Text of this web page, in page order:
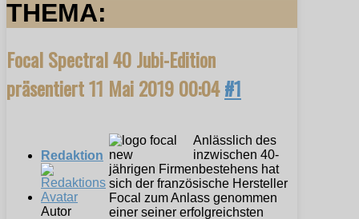
THEMA:
Focal Spectral 40 Jubi-Edition
präsentiert11 Mai 2019 00:04#1
Redaktion
Autor
Anlässlich des
inzwischen 40-
jährigen Firmenbestehens hat
sich der französische Hersteller
Focal zum Anlass genommen
einer seiner erfolgreichsten